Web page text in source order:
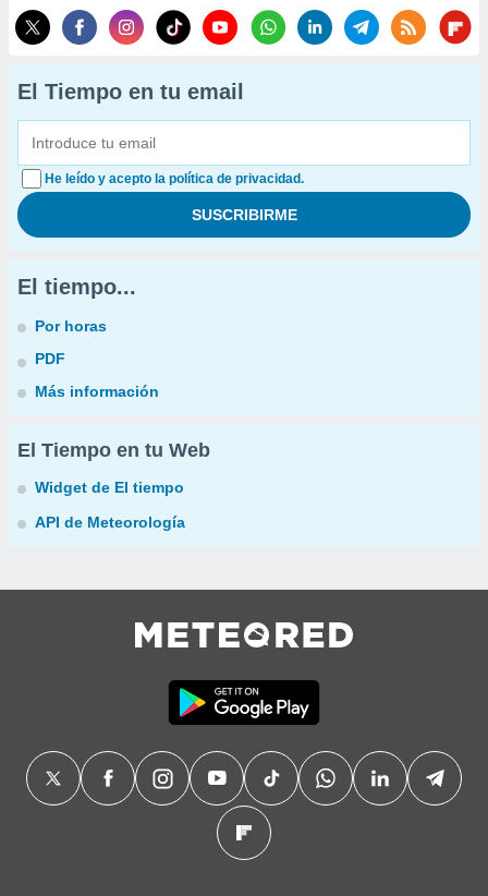
El Tiempo en tu email
He leído y acepto la política de privacidad.
El tiempo...
Por horas
PDF
Más información
El Tiempo en tu Web
Widget de El tiempo
API de Meteorología